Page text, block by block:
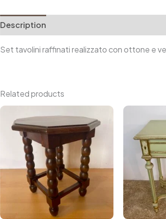
Description
Set tavolini raffinati realizzato con ottone e
Related products